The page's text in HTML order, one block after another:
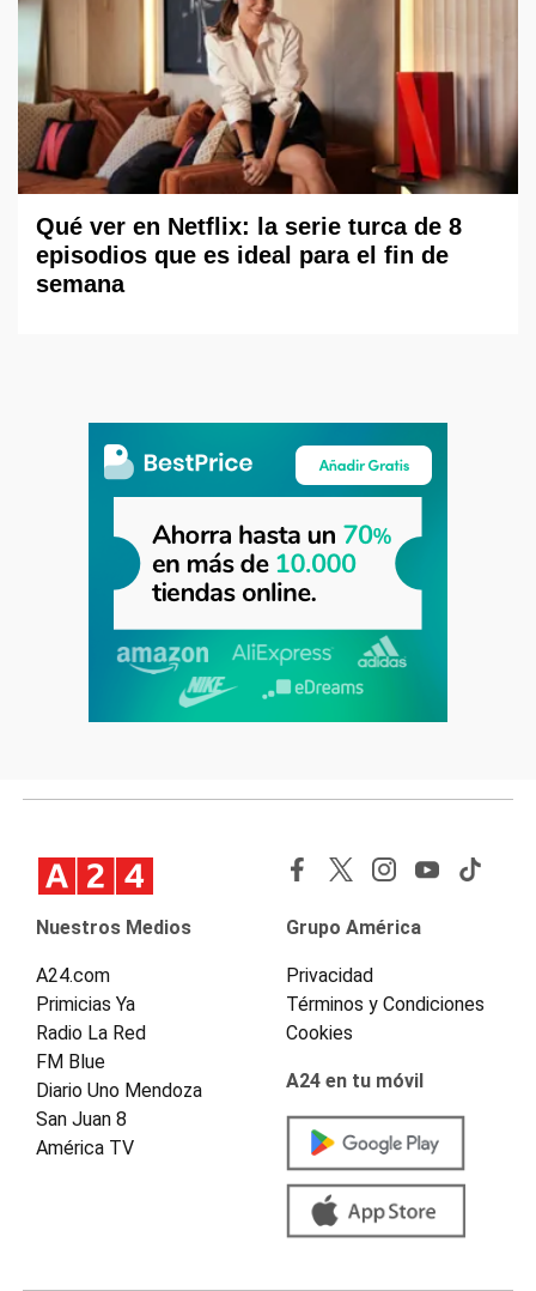
Qué ver en Netflix: la serie turca de 8
episodios que es ideal para el fin de
semana
Nuestros Medios
A24.com
Primicias Ya
Radio La Red
FM Blue
Diario Uno Mendoza
San Juan 8
América TV
Grupo América
Privacidad
Términos y Condiciones
Cookies
A24 en tu móvil